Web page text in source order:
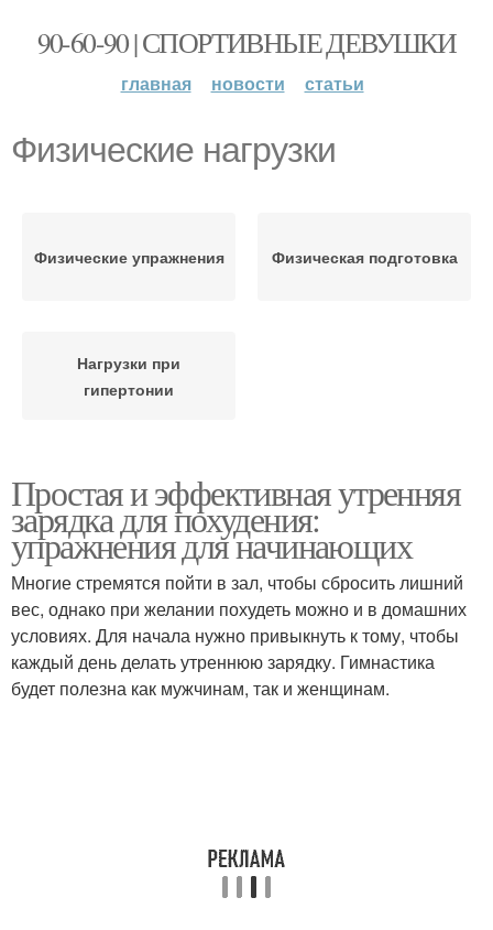
90-60-90 | СПОРТИВНЫЕ ДЕВУШКИ
главная новости статьи
Физические нагрузки
Физические упражнения Физическая подготовка
Нагрузки при
гипертонии
Простая и эффективная утренняя
зарядка для похудения:
упражнения для начинающих
Многие стремятся пойти в зал, чтобы сбросить лишний
вес, однако при желании похудеть можно и в домашних
условиях. Для начала нужно привыкнуть к тому, чтобы
каждый день делать утреннюю зарядку. Гимнастика
будет полезна как мужчинам, так и женщинам.